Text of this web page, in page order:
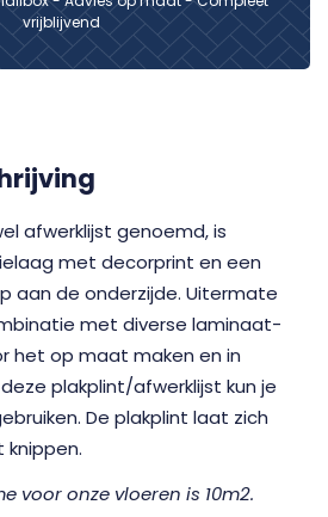
vrijblijvend
afwerklijst genoemd, is
met decorprint en een
aan de onderzijde. Uitermate
met diverse laminaat-
het op maat maken en in
plakplint/afwerklijst kun je
De plakplint laat zich
knippen.
voor onze vloeren is 10m2.